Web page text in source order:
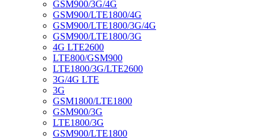
GSM900/3G/4G
GSM900/LTE1800/4G
GSM900/LTE1800/3G/4G
GSM900/LTE1800/3G
4G LTE2600
LTE800/GSM900
LTE1800/3G/LTE2600
3G/4G LTE
3G
GSM1800/LTE1800
GSM900/3G
LTE1800/3G
GSM900/LTE1800